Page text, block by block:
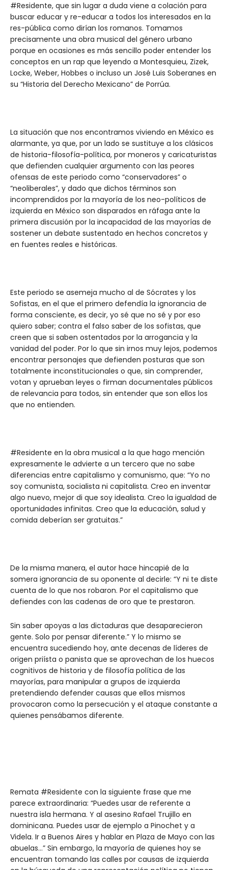
#Residente, que sin lugar a duda viene a colación para
buscar educar y re-educar a todos los interesados en la
res-pública como dirían los romanos. Tomamos
precisamente una obra musical del género urbano
porque en ocasiones es más sencillo poder entender los
conceptos en un rap que leyendo a Montesquieu, Zizek,
Locke, Weber, Hobbes o incluso un José Luis Soberanes en
su “Historia del Derecho Mexicano” de Porrúa.
La situación que nos encontramos viviendo en México es
alarmante, ya que, por un lado se sustituye a los clásicos
de historia-filosofía-política, por moneros y caricaturistas
que defienden cualquier argumento con las peores
ofensas de este periodo como “conservadores” o
“neoliberales”, y dado que dichos términos son
incomprendidos por la mayoría de los neo-políticos de
izquierda en México son disparados en ráfaga ante la
primera discusión por la incapacidad de las mayorías de
sostener un debate sustentado en hechos concretos y
en fuentes reales e históricas.
Este periodo se asemeja mucho al de Sócrates y los
Sofistas, en el que el primero defendía la ignorancia de
forma consciente, es decir, yo sé que no sé y por eso
quiero saber; contra el falso saber de los sofistas, que
creen que si saben ostentados por la arrogancia y la
vanidad del poder. Por lo que sin irnos muy lejos, podemos
encontrar personajes que defienden posturas que son
totalmente inconstitucionales o que, sin comprender,
votan y aprueban leyes o firman documentales públicos
de relevancia para todos, sin entender que son ellos los
que no entienden.
#Residente en la obra musical a la que hago mención
expresamente le advierte a un tercero que no sabe
diferencias entre capitalismo y comunismo, que: “Yo no
soy comunista, socialista ni capitalista. Creo en inventar
algo nuevo, mejor di que soy idealista. Creo la igualdad de
oportunidades infinitas. Creo que la educación, salud y
comida deberían ser gratuitas.”
De la misma manera, el autor hace hincapié de la
somera ignorancia de su oponente al decirle: “Y ni te diste
cuenta de lo que nos robaron. Por el capitalismo que
defiendes con las cadenas de oro que te prestaron.
Sin saber apoyas a las dictaduras que desaparecieron
gente. Solo por pensar diferente.” Y lo mismo se
encuentra sucediendo hoy, ante decenas de líderes de
origen priísta o panista que se aprovechan de los huecos
cognitivos de historia y de filosofía política de las
mayorías, para manipular a grupos de izquierda
pretendiendo defender causas que ellos mismos
provocaron como la persecución y el ataque constante a
quienes pensábamos diferente.
Remata #Residente con la siguiente frase que me
parece extraordinaria: “Puedes usar de referente a
nuestra isla hermana. Y al asesino Rafael Trujillo en
dominicana. Puedes usar de ejemplo a Pinochet y a
Videla. Ir a Buenos Aires y hablar en Plaza de Mayo con las
abuelas…” Sin embargo, la mayoría de quienes hoy se
encuentran tomando las calles por causas de izquierda